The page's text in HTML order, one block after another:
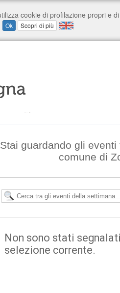
Stai guardando gli
comune di
Non sono stati
selezione corrente.